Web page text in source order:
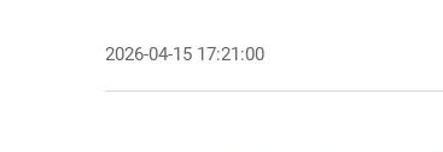
2026-04-15 17:21:00